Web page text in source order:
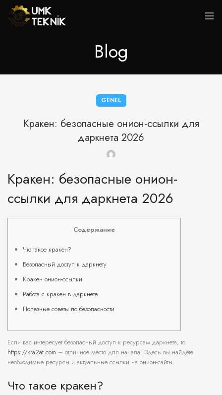
Blog
GENEL
Кракен: безопасные онион-ссылки для
даркнета 2026
Кракен: безопасные онион-
ссылки для даркнета 2026
Содержание
Что такое кракен?
Безопасный доступ к даркнету
Кракен онион-ссылки
Работа с кракен в даркнете
Полезные советы по безопасности
Если вас интересует безопасный доступ к ресурсам даркнета, то
https://kra2at.com – отличное место для начала. Здесь вы найдете
необходимые ресурсы и актуальные ссылки на онион-сайты.
Что такое кракен?